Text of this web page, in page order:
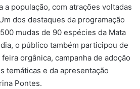
a população, com atrações voltadas
dos destaques da programação
mudas de 90 espécies da Mata
o público também participou de
orgânica, campanha de adoção
temáticas e da apresentação
Pontes.